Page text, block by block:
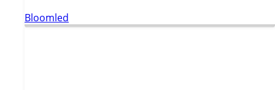
Bloomled